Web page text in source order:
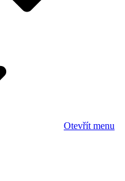
Otevřít menu